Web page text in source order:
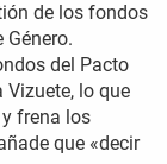
de los fondos
del Pacto
Vizuete, lo que
frena los
que «decir